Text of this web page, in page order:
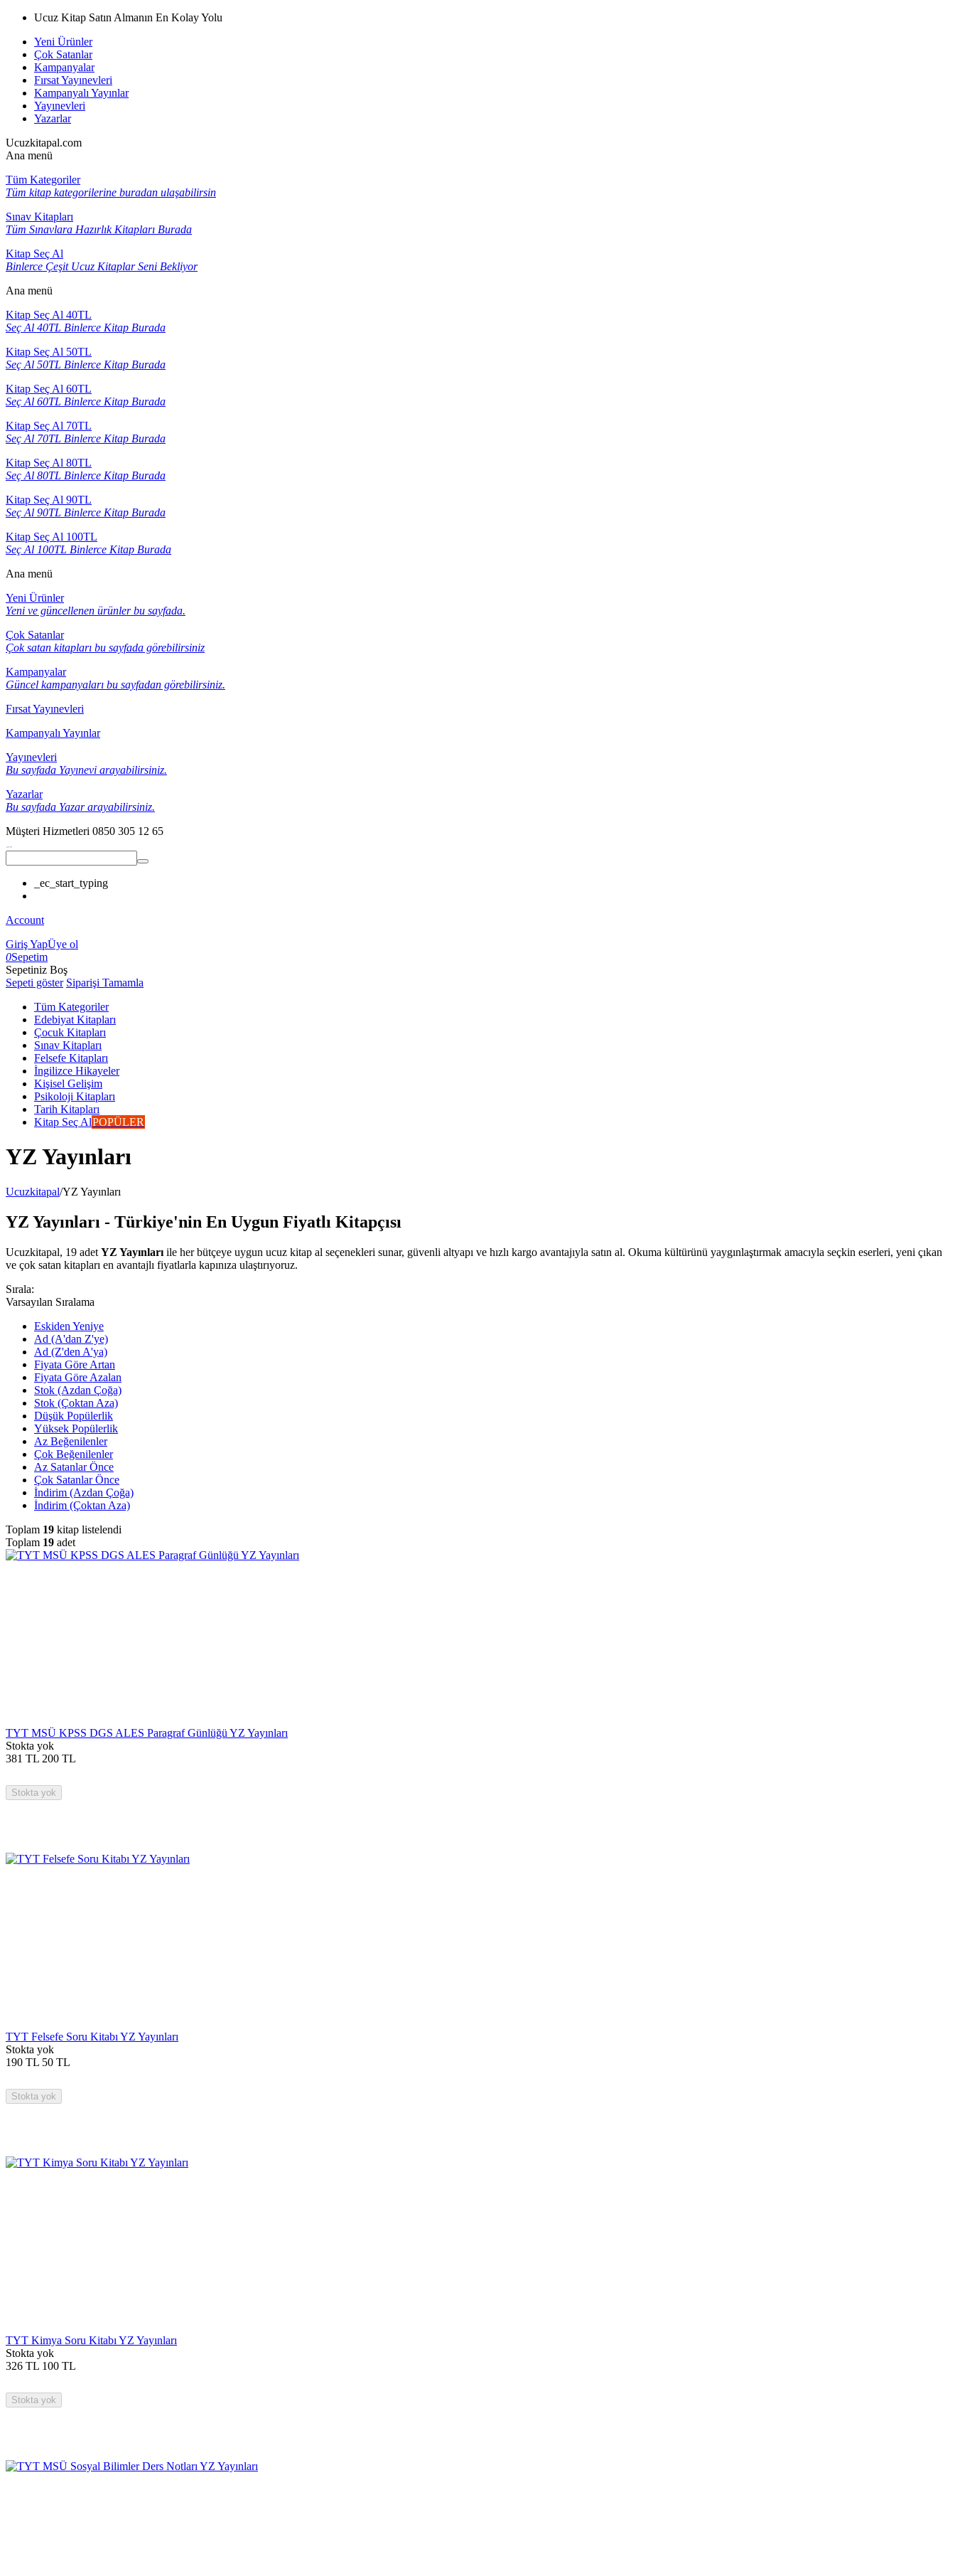
Ucuz Kitap Satın Almanın En Kolay Yolu
Yeni Ürünler
Çok Satanlar
Kampanyalar
Fırsat Yayınevleri
Kampanyalı Yayınlar
Yayınevleri
Yazarlar
Ucuzkitapal.com
Ana menü
Tüm Kategoriler
Tüm kitap kategorilerine buradan ulaşabilirsin
Sınav Kitapları
Tüm Sınavlara Hazırlık Kitapları Burada
Kitap Seç Al
Binlerce Çeşit Ucuz Kitaplar Seni Bekliyor
Ana menü
Kitap Seç Al 40TL
Seç Al 40TL Binlerce Kitap Burada
Kitap Seç Al 50TL
Seç Al 50TL Binlerce Kitap Burada
Kitap Seç Al 60TL
Seç Al 60TL Binlerce Kitap Burada
Kitap Seç Al 70TL
Seç Al 70TL Binlerce Kitap Burada
Kitap Seç Al 80TL
Seç Al 80TL Binlerce Kitap Burada
Kitap Seç Al 90TL
Seç Al 90TL Binlerce Kitap Burada
Kitap Seç Al 100TL
Seç Al 100TL Binlerce Kitap Burada
Ana menü
Yeni Ürünler
Yeni ve güncellenen ürünler bu sayfada.
Çok Satanlar
Çok satan kitapları bu sayfada görebilirsiniz
Kampanyalar
Güncel kampanyaları bu sayfadan görebilirsiniz.
Fırsat Yayınevleri
Kampanyalı Yayınlar
Yayınevleri
Bu sayfada Yayınevi arayabilirsiniz.
Yazarlar
Bu sayfada Yazar arayabilirsiniz.
Müşteri Hizmetleri 0850 305 12 65
_ec_start_typing
Account
Giriş YapÜye ol
0Sepetim
Sepetiniz Boş
Sepeti göster Siparişi Tamamla
Tüm Kategoriler
Edebiyat Kitapları
Çocuk Kitapları
Sınav Kitapları
Felsefe Kitapları
İngilizce Hikayeler
Kişisel Gelişim
Psikoloji Kitapları
Tarih Kitapları
Kitap Seç AlPOPÜLER
YZ Yayınları
Ucuzkitapal/YZ Yayınları
YZ Yayınları - Türkiye'nin En Uygun Fiyatlı Kitapçısı
Ucuzkitapal, 19 adet YZ Yayınları ile her bütçeye uygun ucuz kitap al seçenekleri sunar, güvenli altyapı ve hızlı kargo avantajıyla satın al. Okuma kültürünü yaygınlaştırmak amacıyla seçkin eserleri, yeni çıkan
ve çok satan kitapları en avantajlı fiyatlarla kapınıza ulaştırıyoruz.
Sırala:
Varsayılan Sıralama
Eskiden Yeniye
Ad (A'dan Z'ye)
Ad (Z'den A'ya)
Fiyata Göre Artan
Fiyata Göre Azalan
Stok (Azdan Çoğa)
Stok (Çoktan Aza)
Düşük Popülerlik
Yüksek Popülerlik
Az Beğenilenler
Çok Beğenilenler
Az Satanlar Önce
Çok Satanlar Önce
İndirim (Azdan Çoğa)
İndirim (Çoktan Aza)
Toplam 19 kitap listelendi
Toplam 19 adet
TYT MSÜ KPSS DGS ALES Paragraf Günlüğü YZ Yayınları
Stokta yok
381 TL 200 TL
Stokta yok
TYT Felsefe Soru Kitabı YZ Yayınları
Stokta yok
190 TL 50 TL
Stokta yok
TYT Kimya Soru Kitabı YZ Yayınları
Stokta yok
326 TL 100 TL
Stokta yok